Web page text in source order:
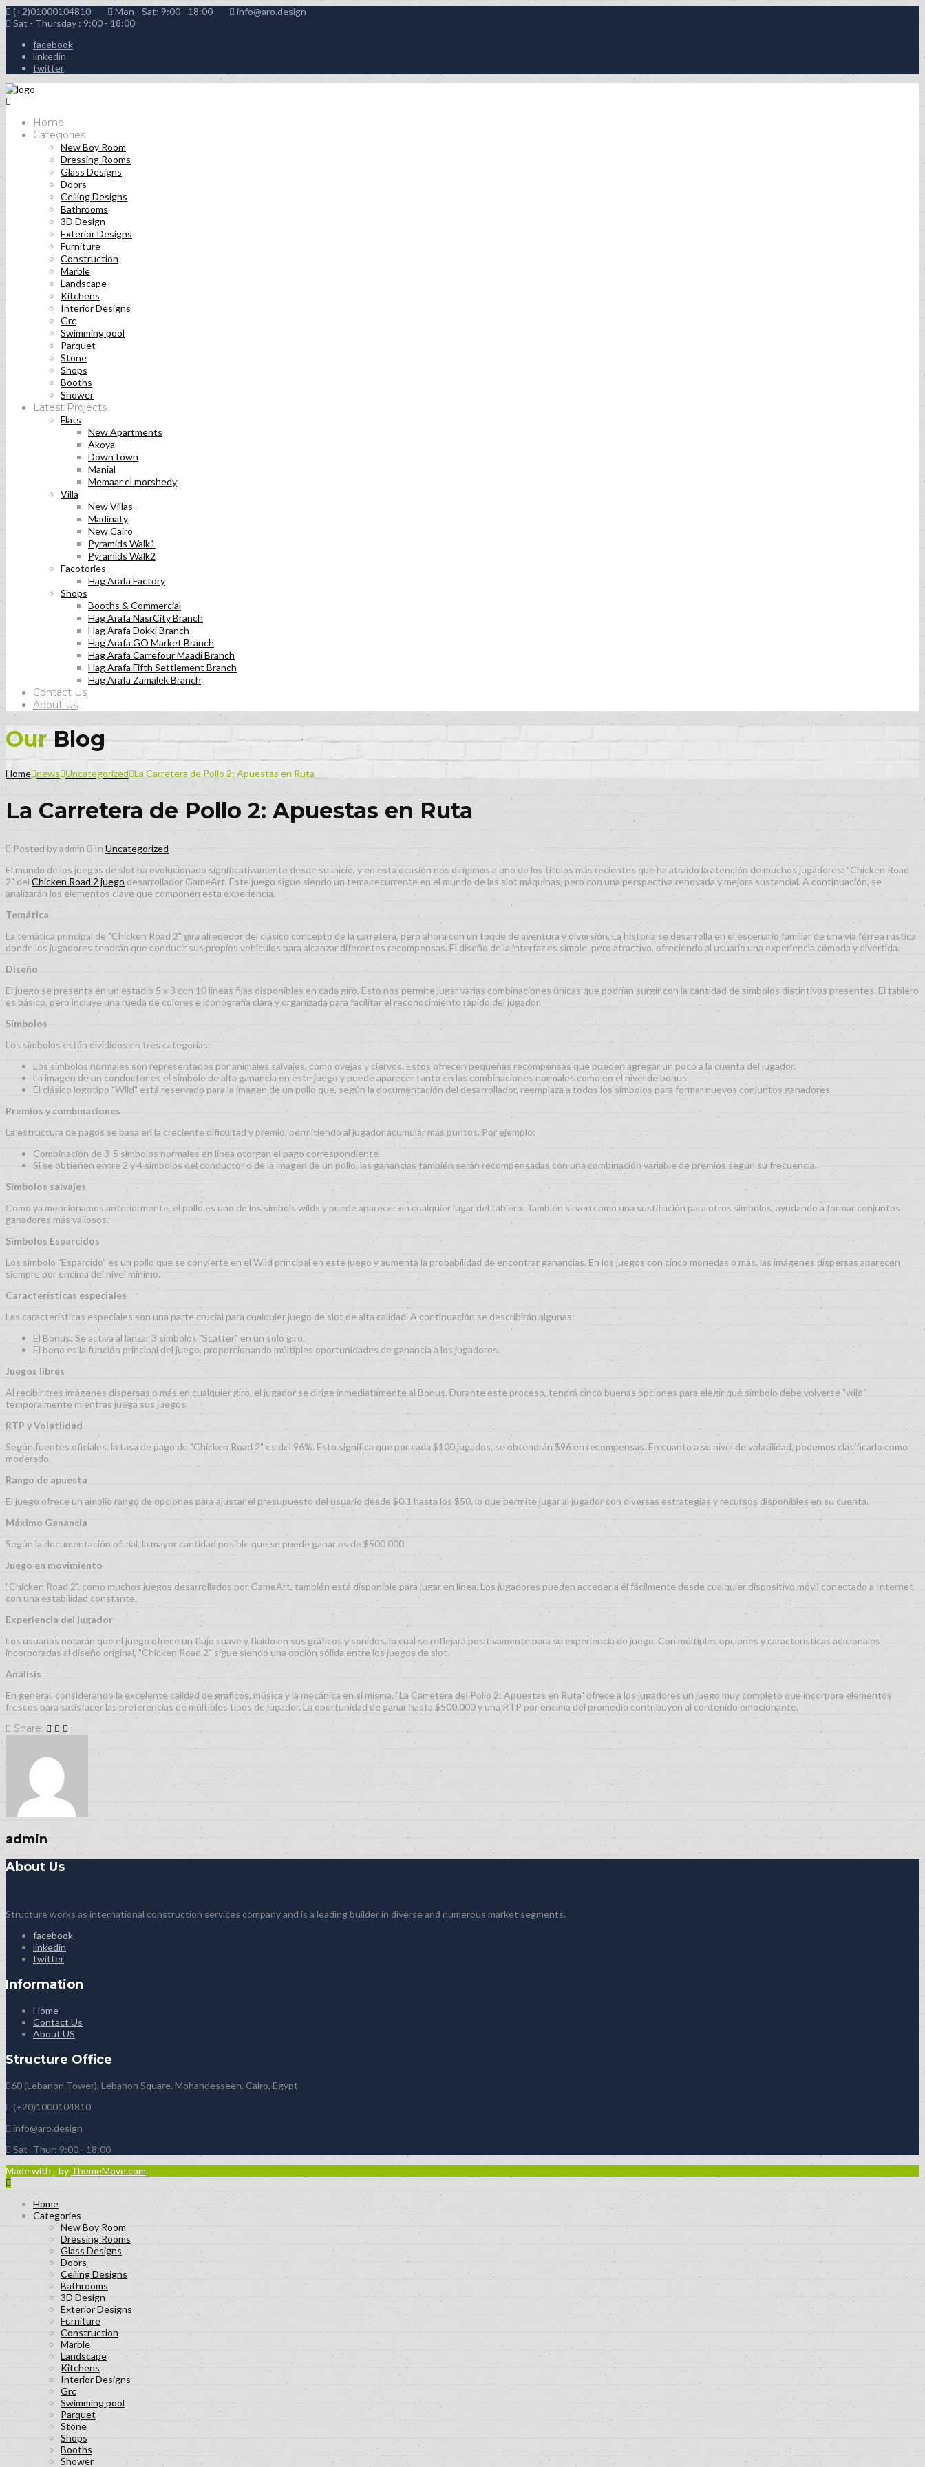
(+2)01000104810 Mon - Sat: 9:00 - 18:00
info@aro.design
Sat - Thursday : 9:00 - 18:00
facebook
linkedin
twitter
Home
Categories
New Boy Room
Dressing Rooms
Glass Designs
Doors
Ceiling Designs
Bathrooms
3D Design
Exterior Designs
Furniture
Construction
Marble
Landscape
Kitchens
Interior Designs
Grc
Swimming pool
Parquet
Stone
Shops
Booths
Shower
Latest Projects
Flats
New Apartments
Akoya
DownTown
Manial
Memaar el morshedy
Villa
New Villas
Madinaty
New Cairo
Pyramids Walk1
Pyramids Walk2
Facotories
Hag Arafa Factory
Shops
Booths & Commercial
Hag Arafa NasrCity Branch
Hag Arafa Dokki Branch
Hag Arafa GO Market Branch
Hag Arafa Carrefour Maadi Branch
Hag Arafa Fifth Settlement Branch
Hag Arafa Zamalek Branch
Contact Us
About Us
OurBlog
Home news Uncategorized La Carretera de Pollo 2: Apuestas en Ruta
La Carretera de Pollo 2: Apuestas en Ruta
Posted by admin In Uncategorized
El mundo de los juegos de slot ha evolucionado significativamente desde su inicio, y en esta ocasión nos dirigimos a uno de los títulos más recientes que ha atraído la atención de muchos jugadores: "Chicken Road
2" del Chicken Road 2 juego desarrollador GameArt. Este juego sigue siendo un tema recurrente en el mundo de las slot máquinas, pero con una perspectiva renovada y mejora sustancial. A continuación, se
analizarán los elementos clave que componen esta experiencia.
Temática
La temática principal de "Chicken Road 2" gira alrededor del clásico concepto de la carretera, pero ahora con un toque de aventura y diversión. La historia se desarrolla en el escenario familiar de una vía férrea rústica
donde los jugadores tendrán que conducir sus propios vehículos para alcanzar diferentes recompensas. El diseño de la interfaz es simple, pero atractivo, ofreciendo al usuario una experiencia cómoda y divertida.
Diseño
El juego se presenta en un estadio 5 x 3 con 10 líneas fijas disponibles en cada giro. Esto nos permite jugar varias combinaciones únicas que podrían surgir con la cantidad de símbolos distintivos presentes. El tablero
es básico, pero incluye una rueda de colores e iconografía clara y organizada para facilitar el reconocimiento rápido del jugador.
Símbolos
Los símbolos están divididos en tres categorías:
Los símbolos normales son representados por animales salvajes, como ovejas y ciervos. Estos ofrecen pequeñas recompensas que pueden agregar un poco a la cuenta del jugador.
La imagen de un conductor es el símbolo de alta ganancia en este juego y puede aparecer tanto en las combinaciones normales como en el nivel de bonus.
El clásico logotipo "Wild" está reservado para la imagen de un pollo que, según la documentación del desarrollador, reemplaza a todos los símbolos para formar nuevos conjuntos ganadores.
Premios y combinaciones
La estructura de pagos se basa en la creciente dificultad y premio, permitiendo al jugador acumular más puntos. Por ejemplo:
Combinación de 3-5 símbolos normales en línea otorgan el pago correspondiente.
Si se obtienen entre 2 y 4 símbolos del conductor o de la imagen de un pollo, las ganancias también serán recompensadas con una combinación variable de premios según su frecuencia.
Simbolos salvajes
Como ya mencionamos anteriormente, el pollo es uno de los simbols wilds y puede aparecer en cualquier lugar del tablero. También sirven como una sustitución para otros símbolos, ayudando a formar conjuntos
ganadores más valiosos.
Simbolos Esparcidos
Los simbolo "Esparcido" es un pollo que se convierte en el Wild principal en este juego y aumenta la probabilidad de encontrar ganancias. En los juegos con cinco monedas o más, las imágenes dispersas aparecen
siempre por encima del nivel mínimo.
Características especiales
Las características especiales son una parte crucial para cualquier juego de slot de alta calidad. A continuación se describirán algunas:
El Bónus: Se activa al lanzar 3 simbolos "Scatter" en un solo giro.
El bono es la función principal del juego, proporcionando múltiples oportunidades de ganancia a los jugadores.
Juegos libres
Al recibir tres imágenes dispersas o más en cualquier giro, el jugador se dirige inmediatamente al Bonus. Durante este proceso, tendrá cinco buenas opciones para elegir qué simbolo debe volverse "wild"
temporalmente mientras juega sus juegos.
RTP y Volatlidad
Según fuentes oficiales, la tasa de pago de "Chicken Road 2" es del 96%. Esto significa que por cada $100 jugados, se obtendrán $96 en recompensas. En cuanto a su nivel de volatilidad, podemos clasificarlo como
moderado.
Rango de apuesta
El juego ofrece un amplio rango de opciones para ajustar el presupuesto del usuario desde $0.1 hasta los $50, lo que permite jugar al jugador con diversas estrategias y recursos disponibles en su cuenta.
Máximo Ganancia
Según la documentación oficial, la mayor cantidad posible que se puede ganar es de $500 000.
Juego en movimiento
"Chicken Road 2", como muchos juegos desarrollados por GameArt, también está disponible para jugar en línea. Los jugadores pueden acceder a él fácilmente desde cualquier dispositivo móvil conectado a Internet
con una estabilidad constante.
Experiencia del jugador
Los usuarios notarán que el juego ofrece un flujo suave y fluido en sus gráficos y sonidos, lo cual se reflejará positivamente para su experiencia de juego. Con múltiples opciones y características adicionales
incorporadas al diseño original, "Chicken Road 2" sigue siendo una opción sólida entre los juegos de slot.
Análisis
En general, considerando la excelente calidad de gráficos, música y la mecánica en sí misma, "La Carretera del Pollo 2: Apuestas en Ruta" ofrece a los jugadores un juego muy completo que incorpora elementos
frescos para satisfacer las preferencias de múltiples tipos de jugador. La oportunidad de ganar hasta $500.000 y una RTP por encima del promedio contribuyen al contenido emocionante.
Share:
admin
About Us
Structure works as international construction services company and is a leading builder in diverse and numerous market segments.
facebook
linkedin
twitter
Information
Home
Contact Us
About US
Structure Office
60 (Lebanon Tower), Lebanon Square, Mohandesseen. Cairo, Egypt
(+20)1000104810
info@aro.design
Sat- Thur: 9:00 - 18:00
Made with
by ThemeMove.com.
Home
Categories
New Boy Room
Dressing Rooms
Glass Designs
Doors
Ceiling Designs
Bathrooms
3D Design
Exterior Designs
Furniture
Construction
Marble
Landscape
Kitchens
Interior Designs
Grc
Swimming pool
Parquet
Stone
Shops
Booths
Shower